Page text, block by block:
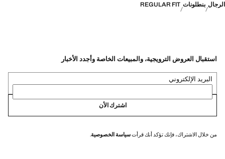
الرجال بنطلونات REGULAR FIT
استقبال العروض الترويجية، والمبيعات الخاصة وأجدد الأخبار
البريد الإلكتروني
اشترك الأن
من خلال الاشتراك، فإنك تؤكد أنك قرأتسياسة الخصوصية.